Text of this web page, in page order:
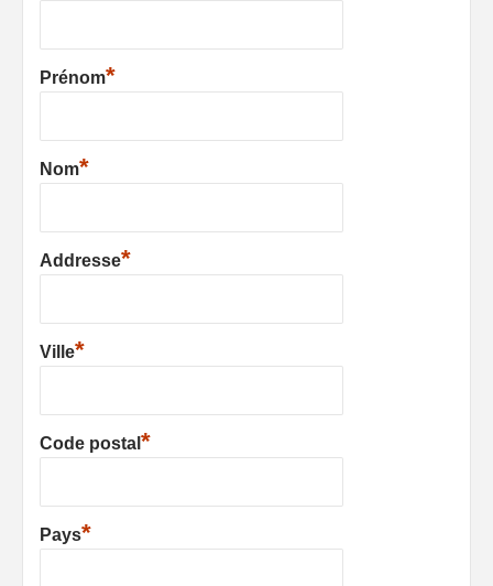
Prénom*
Nom*
Addresse*
Ville*
Code postal *
Pays*